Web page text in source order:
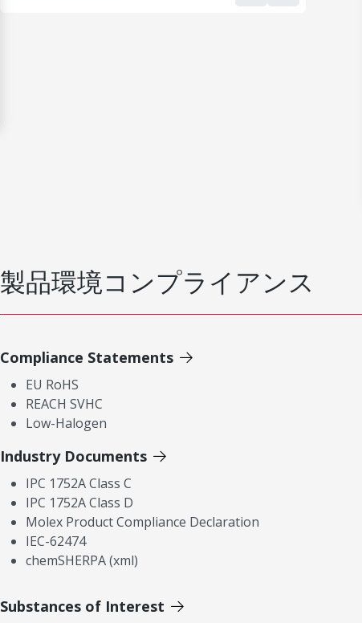
製品環境コンプライアンス
Compliance Statements
EU RoHS
REACH SVHC
Low-Halogen
Industry Documents
IPC 1752A Class C
IPC 1752A Class D
Molex Product Compliance Declaration
IEC-62474
chemSHERPA (xml)
Substances of Interest